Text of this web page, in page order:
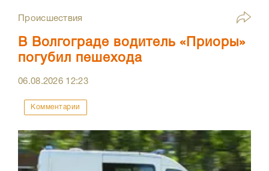
Происшествия
В Волгограде водитель «Приоры»
погубил пешехода
06.08.2026 12:23
Комментарии